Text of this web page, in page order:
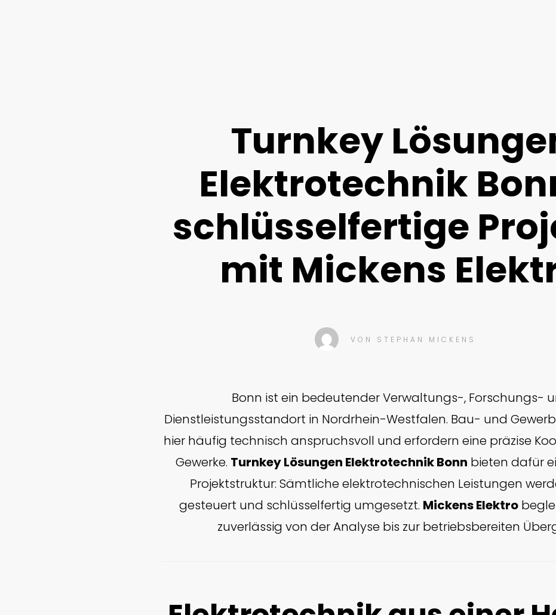
Turnkey
Elektrotechnik
schlüsselfertige
mit Mickens
VON STEPHAN MICKENS
Bonn ist ein bedeutender Verwaltungs-, Forschungs-
Dienstleistungsstandort in Nordrhein-Westfalen. Bau- und
hier häufig technisch anspruchsvoll und erfordern eine präzise
Gewerke. Turnkey Lösungen Elektrotechnik Bonn bieten dafür
Projektstruktur: Sämtliche elektrotechnischen Leistungen
gesteuert und schlüsselfertig umgesetzt. Mickens Elektro
zuverlässig von der Analyse bis zur betriebsbereiten